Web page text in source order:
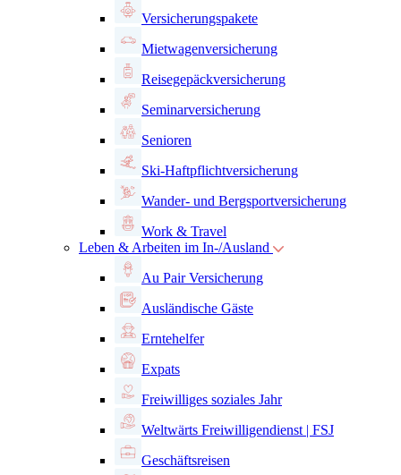
Versicherungspakete
Mietwagenversicherung
Reisegepäckversicherung
Seminarversicherung
Senioren
Ski-Haftpflichtversicherung
Wander- und Bergsportversicherung
Work & Travel
Leben & Arbeiten im In-/Ausland
Au Pair Versicherung
Ausländische Gäste
Erntehelfer
Expats
Freiwilliges soziales Jahr
Weltwärts Freiwilligendienst | FSJ
Geschäftsreisen